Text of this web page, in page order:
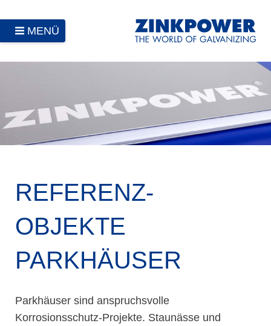
MENÜ
REFERENZ­
OBJEKTE
PARKHÄUSER
Parkhäuser sind anspruchsvolle
Korrosionsschutz-Projekte. Staunässe und